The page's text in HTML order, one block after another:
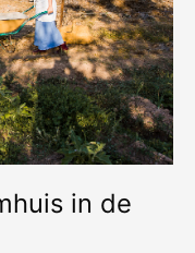
in de